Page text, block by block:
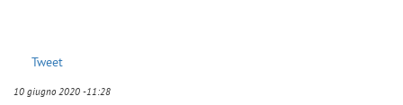
Tweet
10 giugno 2020 -11:28